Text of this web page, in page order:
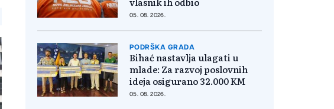
05. 08. 2026.
PODRŠKA GRADA
Bihać nastavlja ulagati u
mlade: Za razvoj poslovnih
ideja osigurano 32.000 KM
05. 08. 2026.